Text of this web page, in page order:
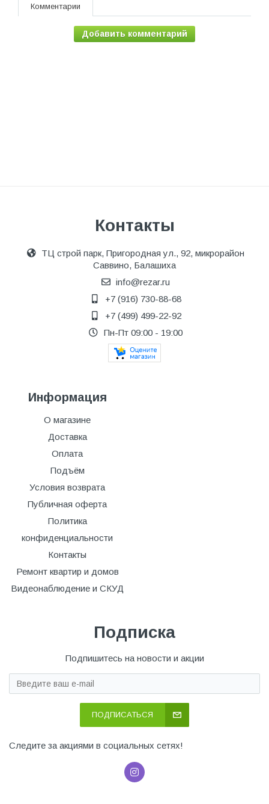
Комментарии
Добавить комментарий
Контакты
ТЦ строй парк, Пригородная ул., 92, микрорайон
Саввино, Балашиха
info@rezar.ru
+7 (916) 730-88-68
+7 (499) 499-22-92
Пн-Пт 09:00 - 19:00
Информация
О магазине
Доставка
Оплата
Подъём
Условия возврата
Публичная оферта
Политика
конфиденциальности
Контакты
Ремонт квартир и домов
Видеонаблюдение и СКУД
Подписка
Подпишитесь на новости и акции
ПОДПИСАТЬСЯ
Следите за акциями в социальных сетях!